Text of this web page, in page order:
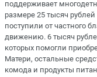
поддерживает
размере 25 тысяч
поступили от частного
движению. 6 тысяч
которых помогли
Матери, остальные
комода и продукты